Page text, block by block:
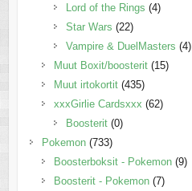
Lord of the Rings (4)
Star Wars (22)
Vampire & DuelMasters (4)
Muut Boxit/boosterit (15)
Muut irtokortit (435)
xxxGirlie Cardsxxx (62)
Boosterit (0)
Pokemon (733)
Boosterboksit - Pokemon (9)
Boosterit - Pokemon (7)